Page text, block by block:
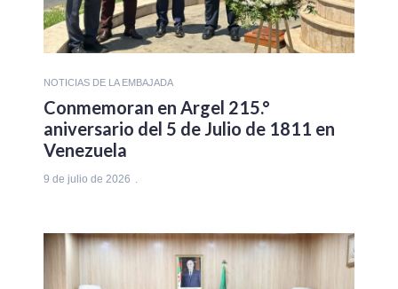
NOTICIAS DE LA EMBAJADA
Conmemoran en Argel 215.°
aniversario del 5 de Julio de 1811 en
Venezuela
9 de julio de 2026